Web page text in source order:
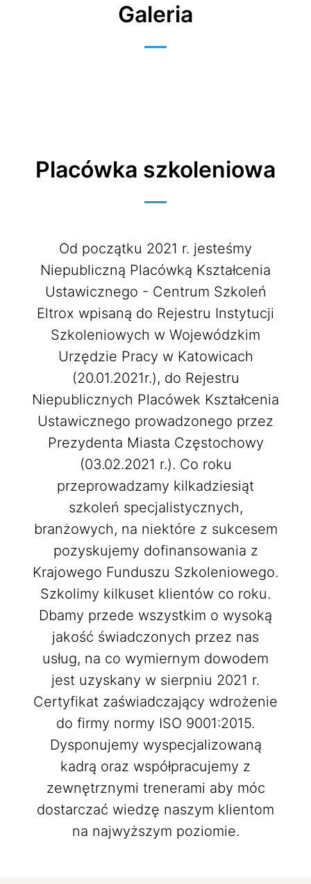
Galeria
Placówka szkoleniowa
Od początku 2021 r. jesteśmy
Niepubliczną Placówką Kształcenia
Ustawicznego - Centrum Szkoleń
Eltrox wpisaną do Rejestru Instytucji
Szkoleniowych w Wojewódzkim
Urzędzie Pracy w Katowicach
(20.01.2021r.), do Rejestru
Niepublicznych Placówek Kształcenia
Ustawicznego prowadzonego przez
Prezydenta Miasta Częstochowy
(03.02.2021 r.). Co roku
przeprowadzamy kilkadziesiąt
szkoleń specjalistycznych,
branżowych, na niektóre z sukcesem
pozyskujemy dofinansowania z
Krajowego Funduszu Szkoleniowego.
Szkolimy kilkuset klientów co roku.
Dbamy przede wszystkim o wysoką
jakość świadczonych przez nas
usług, na co wymiernym dowodem
jest uzyskany w sierpniu 2021 r.
Certyfikat zaświadczający wdrożenie
do firmy normy ISO 9001:2015.
Dysponujemy wyspecjalizowaną
kadrą oraz współpracujemy z
zewnętrznymi trenerami aby móc
dostarczać wiedzę naszym klientom
na najwyższym poziomie.